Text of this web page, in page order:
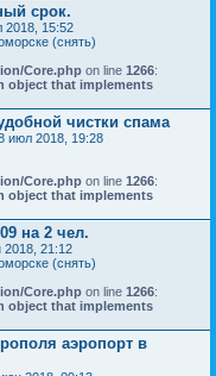
срок.
2018, 15:52
(снять)
Core.php on line 1266:
object that implements
чистки спама
июл 2018, 19:28
Core.php on line 1266:
object that implements
на 2 чел.
2018, 21:12
(снять)
Core.php on line 1266:
object that implements
аэропорт в